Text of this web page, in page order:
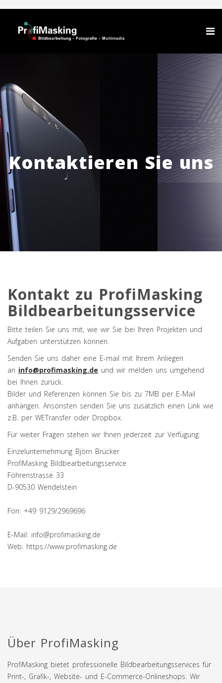
Kontaktieren Sie uns
Kontakt zu ProfiMasking
Bildbearbeitungsservice
Bitte teilen Sie uns mit, wie wir Sie bei Ihren Projekten und
Aufgaben unterstützen können.
Senden Sie uns daher eine E-mail mit Ihrem Anliegen
an info@profimasking.de und wir melden uns umgehend
bei Ihnen zurück.
Bilder und Referenzen können Sie bis zu 7MB per E-Mail
anhängen. Ansonsten senden Sie uns zusätzlich einen Link wie
z.B. per WETransfer oder Dropbox.
Für weiter Fragen stehen wir Ihnen jederzeit zur Verfügung.
Einzelunternehmung Björn Brücker
ProfiMasking Bildbearbeitungsservice
Föhrenstrasse 33
D-90530 Wendelstein
Fon: +49 9129/2969696
E-Mail: info@profimasking.de
Web: https://www.profimasking.de
Über ProfiMasking
ProfiMasking bietet professionelle Bildbearbeitungsservices für
Print-, Grafik-, Website- und E-Commerce-Onlineshops. Wir